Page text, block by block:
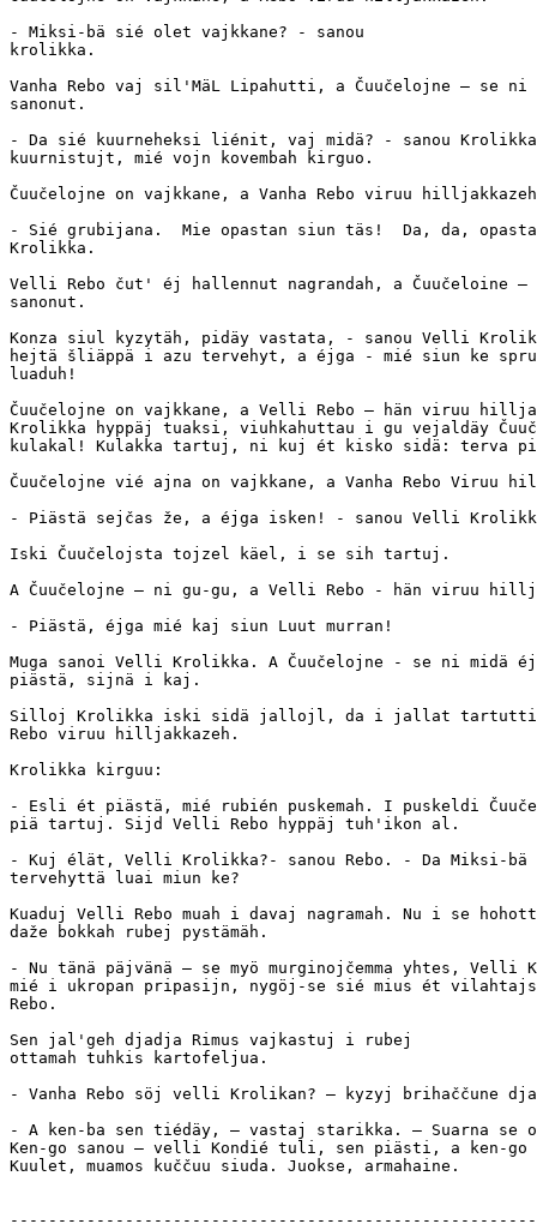
- Miksi-bä sié olet vajkkane? - sanou
krolikka.
Vanha Rebo vaj sil'MäL Lipahutti, a Čuučelojne — se ni
sanonut.
- Da sié kuurneheksi liénit, vaj midä? - sanou
kuurnistujt, mié vojn kovembah kirguo.
Čuučelojne on vajkkane, a Vanha Rebo viruu
- Sié grubijana.  Mie opastan siun täs!  Da, da,
Krolikka.
Velli Rebo čut' éj hallennut nagrandah, a Čuučeloine
sanonut.
Konza siul kyzytäh, pidäy vastata, - sanou Velli
hejtä šliäppä i azu tervehyt, a éjga - mié siun ke
luaduh!
Čuučelojne on vajkkane, a Velli Rebo — hän viruu
Krolikka hyppäj tuaksi, viuhkahuttau i gu vejaldäy
kulakal! Kulakka tartuj, ni kuj ét kisko sidä: terva
Čuučelojne vié ajna on vajkkane, a Vanha Rebo Viruu
- Piästä sejčas že, a éjga isken! - sanou Velli
Iski Čuučelojsta tojzel käel, i se sih tartuj.
A Čuučelojne — ni gu-gu, a Velli Rebo - hän viruu
- Piästä, éjga mié kaj siun Luut murran!
Muga sanoi Velli Krolikka. A Čuučelojne - se ni midä
piästä, sijnä i kaj.
Silloj Krolikka iski sidä jallojl, da i jallat
Rebo viruu hilljakkazeh.
Krolikka kirguu:
- Esli ét piästä, mié rubién puskemah. I puskeldi
piä tartuj. Sijd Velli Rebo hyppäj tuh'ikon al.
- Kuj élät, Velli Krolikka?- sanou Rebo. - Da Miksi-
tervehyttä luai miun ke?
Kuaduj Velli Rebo muah i davaj nagramah. Nu i se
daže bokkah rubej pystämäh.
- Nu tänä päjvänä — se myö murginojčemma yhtes, Velli
mié i ukropan pripasijn, nygöj-se sié mius ét
Rebo.
Sen jal'geh djadja Rimus vajkastuj i rubej
ottamah tuhkis kartofeljua.
- Vanha Rebo söj velli Krolikan? — kyzyj brihaččune
- A ken-ba sen tiédäy, — vastaj starikka. — Suarna se
Ken-go sanou — velli Kondié tuli, sen piästi, a ken-go
Kuulet, muamos kuččuu siuda. Juokse, armahaine.